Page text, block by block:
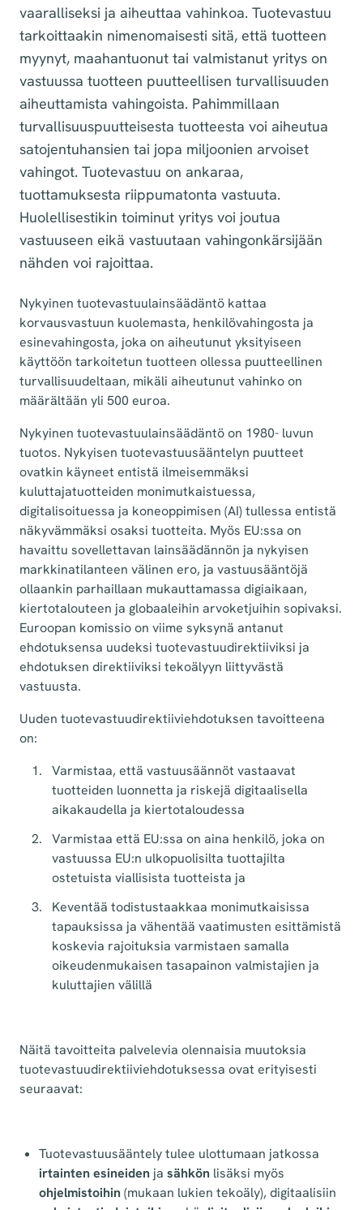
vaaralliseksi ja aiheuttaa vahinkoa. Tuotevastuu
tarkoittaakin nimenomaisesti sitä, että tuotteen
myynyt, maahantuonut tai valmistanut yritys on
vastuussa tuotteen puutteellisen turvallisuuden
aiheuttamista vahingoista. Pahimmillaan
turvallisuuspuutteisesta tuotteesta voi aiheutua
satojentuhansien tai jopa miljoonien arvoiset
vahingot. Tuotevastuu on ankaraa,
tuottamuksesta riippumatonta vastuuta.
Huolellisestikin toiminut yritys voi joutua
vastuuseen eikä vastuutaan vahingonkärsijään
nähden voi rajoittaa.
Nykyinen tuotevastuulainsäädäntö kattaa
korvausvastuun kuolemasta, henkilövahingosta ja
esinevahingosta, joka on aiheutunut yksityiseen
käyttöön tarkoitetun tuotteen ollessa puutteellinen
turvallisuudeltaan, mikäli aiheutunut vahinko on
määrältään yli 500 euroa.
Nykyinen tuotevastuulainsäädäntö on 1980- luvun
tuotos. Nykyisen tuotevastuusääntelyn puutteet
ovatkin käyneet entistä ilmeisemmäksi
kuluttajatuotteiden monimutkaistuessa,
digitalisoituessa ja koneoppimisen (AI) tullessa entistä
näkyvämmäksi osaksi tuotteita. Myös EU:ssa on
havaittu sovellettavan lainsäädännön ja nykyisen
markkinatilanteen välinen ero, ja vastuusääntöjä
ollaankin parhaillaan mukauttamassa digiaikaan,
kiertotalouteen ja globaaleihin arvoketjuihin sopivaksi.
Euroopan komissio on viime syksynä antanut
ehdotuksensa uudeksi tuotevastuudirektiiviksi ja
ehdotuksen direktiiviksi tekoälyyn liittyvästä
vastuusta.
Uuden tuotevastuudirektiiviehdotuksen tavoitteena
on:
Varmistaa, että vastuusäännöt vastaavat
tuotteiden luonnetta ja riskejä digitaalisella
aikakaudella ja kiertotaloudessa
Varmistaa että EU:ssa on aina henkilö, joka on
vastuussa EU:n ulkopuolisilta tuottajilta
ostetuista viallisista tuotteista ja
Keventää todistustaakkaa monimutkaisissa
tapauksissa ja vähentää vaatimusten esittämistä
koskevia rajoituksia varmistaen samalla
oikeudenmukaisen tasapainon valmistajien ja
kuluttajien välillä
Näitä tavoitteita palvelevia olennaisia muutoksia
tuotevastuudirektiiviehdotuksessa ovat erityisesti
seuraavat:
Tuotevastuusääntely tulee ulottumaan jatkossa
irtainten esineiden ja sähkön lisäksi myös
ohjelmistoihin(mukaan lukien tekoäly), digitaalisiin